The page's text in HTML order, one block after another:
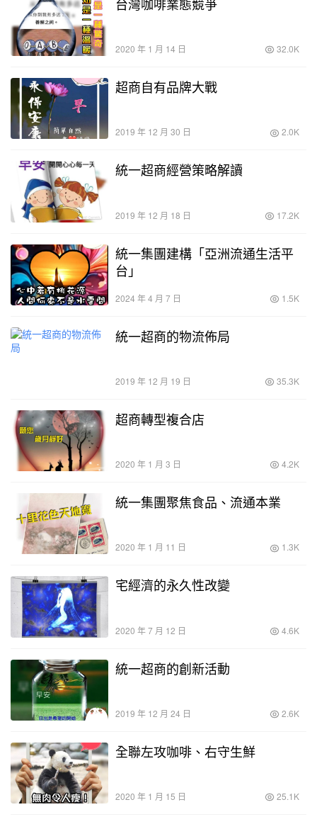
2020 年 1 月 14 日 32.0K
超商自有品牌大戰
2019 年 12 月 30 日 2.0K
統一超商經營策略解讀
2019 年 12 月 18 日 17.2K
統一集團建構「亞洲流通生活平
台」
2024 年 4 月 7 日 1.5K
統一超商的物流佈局
2019 年 12 月 19 日 35.3K
超商轉型複合店
2020 年 1 月 3 日 4.2K
統一集團聚焦食品、流通本業
2020 年 1 月 11 日 1.3K
宅經濟的永久性改變
2020 年 7 月 12 日 4.6K
統一超商的創新活動
2019 年 12 月 24 日 2.6K
全聯左攻咖啡、右守生鮮
2020 年 1 月 15 日 25.1K